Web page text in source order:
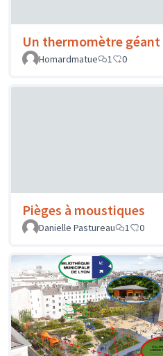
Un thermomètre
Homardmatue
1 0
Pièges à moustiques
Danielle Pastureau
1 0